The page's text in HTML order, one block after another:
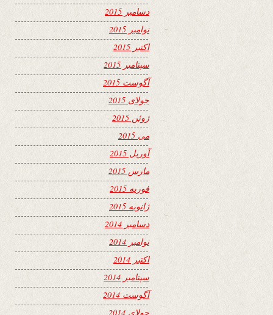
دسامبر 2015
نوامبر 2015
اکتبر 2015
سپتامبر 2015
آگوست 2015
جولای 2015
ژوئن 2015
می 2015
آوریل 2015
مارس 2015
فوریه 2015
ژانویه 2015
دسامبر 2014
نوامبر 2014
اکتبر 2014
سپتامبر 2014
آگوست 2014
جولای 2014